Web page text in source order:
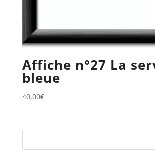
Affiche n°27 La
bleue
40,00€